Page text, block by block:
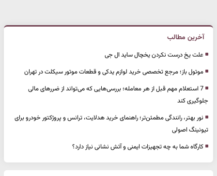
آخرین مطالب
علت یخ درست نکردن یخچال ساید ال جی
موتول باز؛ مرجع تخصصی خرید لوازم یدکی و قطعات موتور سیکلت در تهران
7 استعلام مهم قبل از هر معامله؛ بررسی‌هایی که می‌تواند از ضررهای مالی
جلوگیری کند
نور بهتر، رانندگی مطمئن‌تر؛ راهنمای خرید هدلایت، ترانس و پروژکتور خودرو برای
تیونینگ اصولی
کارگاه شما به چه تجهیزات ایمنی و آتش نشانی نیاز دارد؟